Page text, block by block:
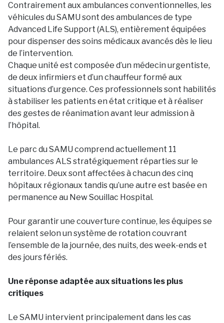
Contrairement aux ambulances conventionnelles, les
véhicules du SAMU sont des ambulances de type
Advanced Life Support (ALS), entièrement équipées
pour dispenser des soins médicaux avancés dès le lieu
de l’intervention.
Chaque unité est composée d’un médecin urgentiste,
de deux infirmiers et d’un chauffeur formé aux
situations d’urgence. Ces professionnels sont habilités
à stabiliser les patients en état critique et à réaliser
des gestes de réanimation avant leur admission à
l’hôpital.
Le parc du SAMU comprend actuellement 11
ambulances ALS stratégiquement réparties sur le
territoire. Deux sont affectées à chacun des cinq
hôpitaux régionaux tandis qu’une autre est basée en
permanence au New Souillac Hospital.
Pour garantir une couverture continue, les équipes se
relaient selon un système de rotation couvrant
l’ensemble de la journée, des nuits, des week-ends et
des jours fériés.
Une réponse adaptée aux situations les plus
critiques
Le SAMU intervient principalement dans les cas